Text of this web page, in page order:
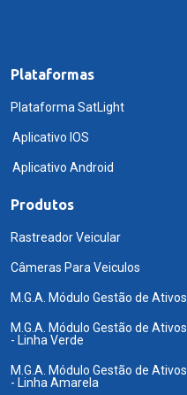
Plataformas
Plataforma SatLight
Aplicativo IOS
Aplicativo Android
Produtos
Rastreador Veicular
Câmeras Para Veiculos
M.G.A. Módulo Gestão de Ativos
M.G.A. Módulo Gestão de Ativos
- Linha Verde
M.G.A. Módulo Gestão de Ativos
- Linha Amarela